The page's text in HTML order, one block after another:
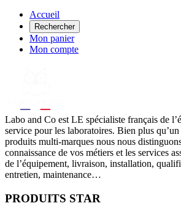
Accueil
Rechercher
Mon panier
Mon compte
Labo and Co est LE spécialiste français de
service pour les laboratoires. Bien plus
produits multi-marques nous nous
connaissance de vos métiers et les services
de l’équipement, livraison, installation,
entretien, maintenance…
PRODUITS STAR